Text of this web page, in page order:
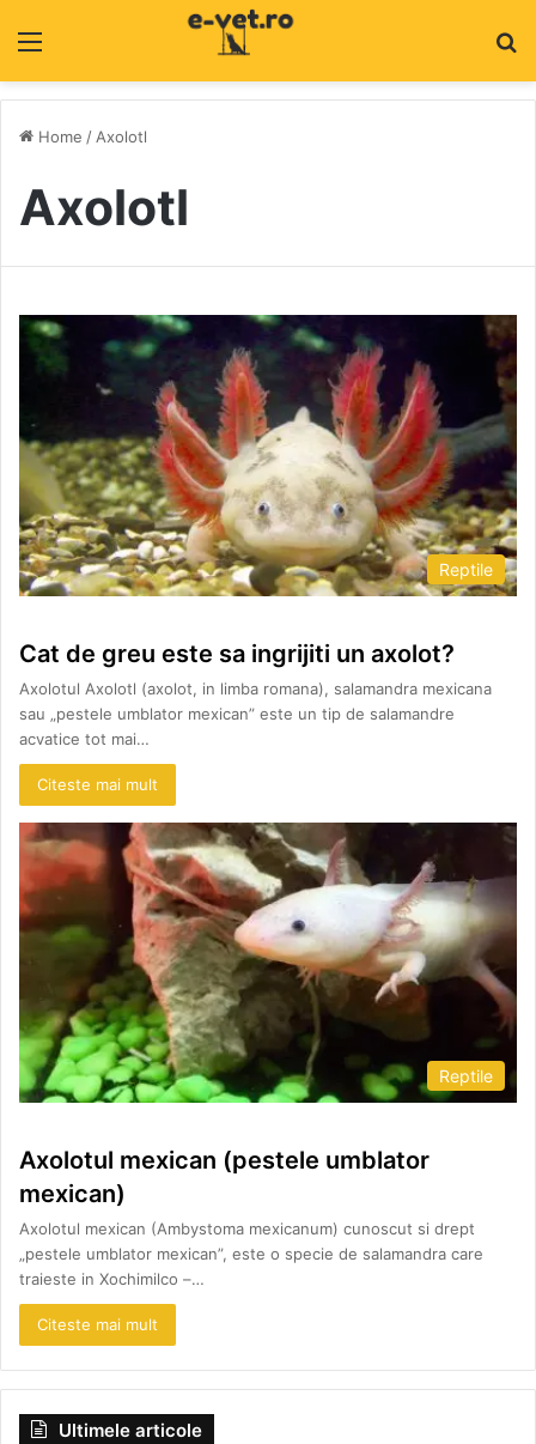
Home / Axolotl
Axolotl
Reptile
Cat de greu este sa ingrijiti un axolot?
Axolotul Axolotl (axolot, in limba romana), salamandra mexicana
sau „pestele umblator mexican” este un tip de salamandre
acvatice tot mai…
Citeste mai mult
Reptile
Axolotul mexican (pestele umblator
mexican)
Axolotul mexican (Ambystoma mexicanum) cunoscut si drept
„pestele umblator mexican”, este o specie de salamandra care
traieste in Xochimilco –…
Citeste mai mult
Ultimele articole